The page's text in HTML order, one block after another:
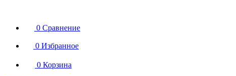
0 Сравнение
0 Избранное
0 Корзина